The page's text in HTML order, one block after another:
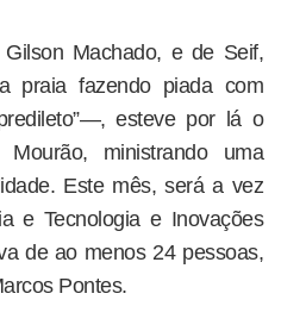
Machado, e de Seif,
praia fazendo piada com
esteve por lá o
Mourão, ministrando uma
Este mês, será a vez
e Tecnologia e Inovações
de ao menos 24 pessoas,
Pontes.